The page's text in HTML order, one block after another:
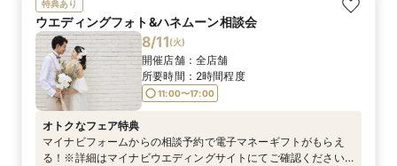
特典あり
ウエディングフォト&ハネムーン相談会
8/11(火)
開催店舗： 全店舗
所要時間： 2時間程度
11:00〜17:00
オトクなフェア特典
マイナビフォームからの相談予約で電子マネーギフトがもらえ
る！※詳細はマイナビウエディングサイトにてご確認ください